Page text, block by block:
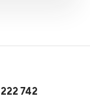
222 742